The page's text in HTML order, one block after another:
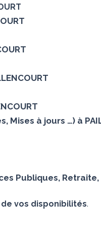
à jours …) à
Publiques, Retraite,
vos disponibilités.